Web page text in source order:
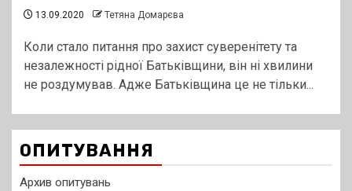
13.09.2020 Тетяна Домарєва
Коли стало питання про захист суверенітету та
незалежності рідної Батьківщини, він ні хвилини
не роздумував. Адже Батьківщина це не тільки...
ОПИТУВАННЯ
Архив опитувань